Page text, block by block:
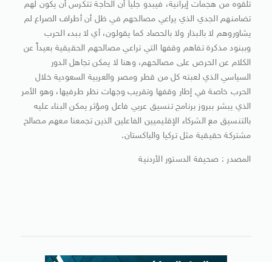
تلقوه من هجمات إيرانية، فيبدو جلياً أن الحاجة تتكرس أن يكون لهم
تضامنهم الجدي الذي يراعي مصالحهم في ظل أن أطراف الصراع لم
يشاوروهم لا بالبذار ولا بالحصاد كما يقولون، أي لا ببدء الحرب
وببنود مذكرة تفاهم وقفها التي تراعي مصالحهم الحقيقية بعيداً عن
الكلام عن الحرص على مصالحهم، وهنا لا يمكن تجاهل الدور
السياسي الذي لعبته كل من قطر ومصر والعربية السعودية خلال
الحرب خاصة في إطار وقفها وتقريب وجهات نظر طرفيها، وهو الأمر
الذي يبشر ببروز برنامج تنسيق عربي فاعل ومؤثر يمكن البناء عليه
بالتنسيق مع الشركاء الإقليميين الفاعلين الذين تجمعنا معهم مصالح
مشتركة حقيقية مثل تركيا والباكستان.
المصدر : صحيفة الدستور الأردنية